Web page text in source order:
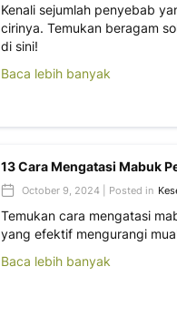
Kenali sejumlah penyebab
cirinya. Temukan beragam
di sini!
Baca lebih banyak
13 Cara Mengatasi Mabuk
October 9, 2024 | Posted in
Temukan cara mengatasi
yang efektif mengurangi
Baca lebih banyak